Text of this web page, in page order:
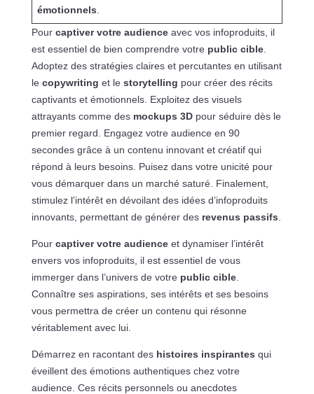
émotionnels
Pour captiver votre audienceavec vos infoproduits, il
est essentiel de bien comprendre votre public cible.
Adoptez des stratégies claires et percutantes en utilisant
le copywriting et le storytelling pour créer des récits
captivants et émotionnels. Exploitez des visuels
attrayants comme des mockups 3Dpour séduire dès le
premier regard. Engagez votre audience en 90
secondes grâce à un contenu innovant et créatif qui
répond à leurs besoins. Puisez dans votre unicité pour
vous démarquer dans un marché saturé. Finalement,
stimulez l’intérêt en dévoilant des idées d’infoproduits
innovants, permettant de générer des revenus passifs
Pour captiver votre audienceet dynamiser l’intérêt
envers vos infoproduits, il est essentiel de vous
immerger dans l’univers de votre public cible.
Connaître ses aspirations, ses intérêts et ses besoins
vous permettra de créer un contenu qui résonne
véritablement avec lui.
Démarrez en racontant des histoires inspirantes qui
éveillent des émotions authentiques chez votre
audience. Ces récits personnels ou anecdotes